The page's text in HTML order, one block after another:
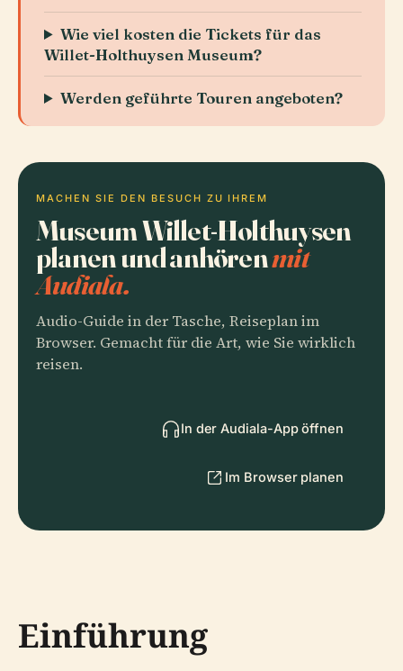
Wie viel kosten die Tickets für das
Willet-Holthuysen Museum?
Werden geführte Touren angeboten?
MACHEN SIE DEN BESUCH ZU IHREM
Museum Willet-Holthuysen
planen und anhörenmit
Audiala.
Audio-Guide in der Tasche, Reiseplan im
Browser. Gemacht für die Art, wie Sie wirklich
reisen.
In der Audiala-App öffnen
Im Browser planen
Einführung